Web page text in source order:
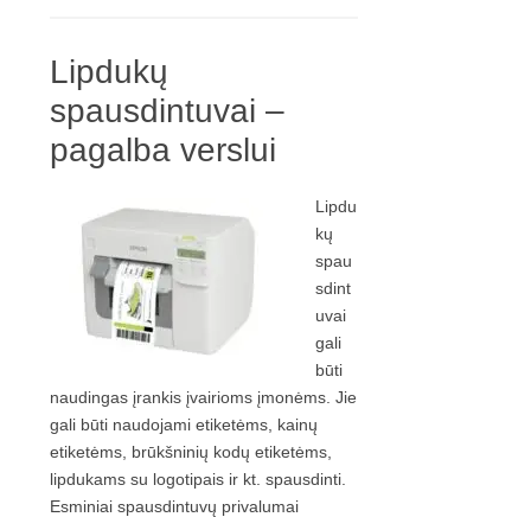
Lipdukų
spausdintuvai –
pagalba verslui
Lipdu
kų
spau
sdint
uvai
gali
būti
naudingas įrankis įvairioms įmonėms. Jie
gali būti naudojami etiketėms, kainų
etiketėms, brūkšninių kodų etiketėms,
lipdukams su logotipais ir kt. spausdinti.
Esminiai spausdintuvų privalumai